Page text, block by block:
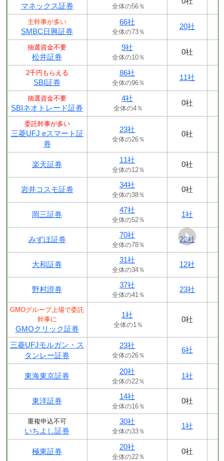
マネックス証券 全体の56％
主幹事が多い
SMBC日興証券
66社
全体の73％
20社
抽選資金不要
松井証券
9社
全体の10％
0社
2千円もらえる
SBI証券
86社
全体の96％
11社
抽選資金不要
SBIネオトレード証券
4社
全体の4％
0社
委託幹事が多い
三菱UFJ eスマート証
券
23社
全体の26％
0社
楽天証券
11社
全体の12％
0社
岩井コスモ証券
34社
全体の38％
0社
岡三証券
47社
全体の52％
1社
みずほ証券
70社
全体の78％
22社
大和証券
31社
全体の34％
12社
野村證券
37社
全体の41％
23社
GMOグループ上場で委託
幹事に
GMOクリック証券
1社
全体の1％
0社
三菱UFJモルガン・ス
タンレー証券
23社
全体の26％
6社
東海東京証券
20社
全体の22％
1社
東洋証券
14社
全体の16％
0社
重複申込不可
いちよし証券
30社
全体の33％
1社
極東証券
20社
全体の22％
0社